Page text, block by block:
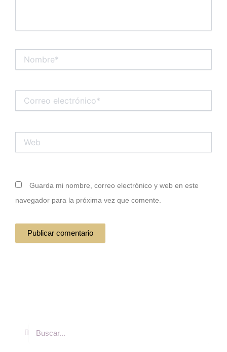
electrónico*
Guarda mi nombre, correo electrónico y web en este
navegador para la próxima vez que comente.
Buscar